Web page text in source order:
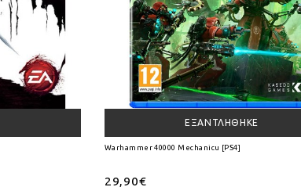
ΕΞΑΝΤΛΉΘΗΚΕ
Warhammer 40000 Mechanicu [PS4]
29,90€